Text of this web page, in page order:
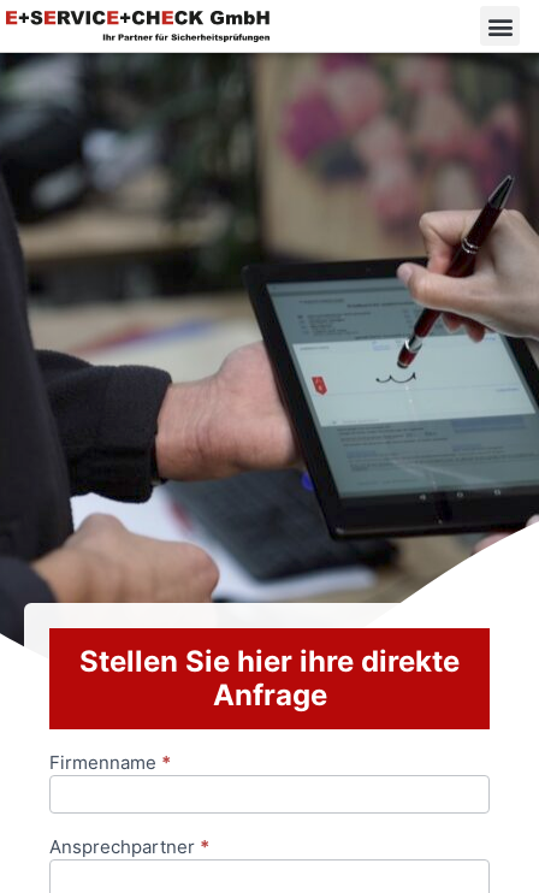
Stellen Sie hier ihre direkte
Anfrage
Anfrageformular
Firmenname *
Ansprechpartner *